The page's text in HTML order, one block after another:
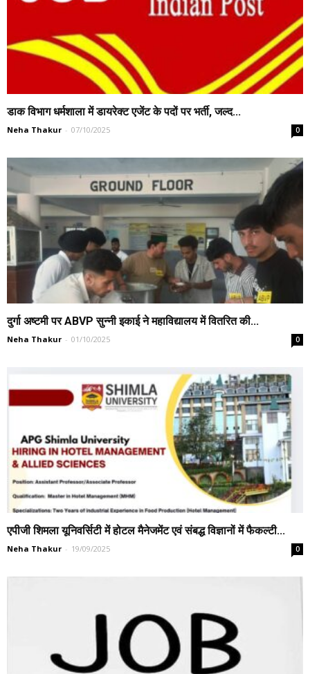
डाक विभाग धर्मशाला में डायरेक्ट एजेंट के पदों पर भर्ती, जल्द...
Neha Thakur - 07/10/2025 0
दुर्गा अष्टमी पर ABVP सुन्नी इकाई ने महाविद्यालय में वितरित की...
Neha Thakur - 01/10/2025 0
एपीजी शिमला यूनिवर्सिटी में होटल मैनेजमेंट एवं संबद्ध विज्ञानों में फैकल्टी...
Neha Thakur - 19/09/2025 0